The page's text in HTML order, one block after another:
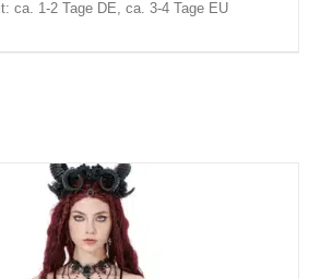
ca. 1-2 Tage DE, ca. 3-4 Tage EU